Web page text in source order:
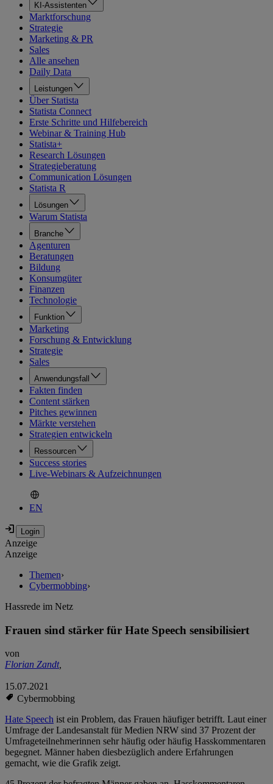
KI-Assistenten
Marktforschung
Strategie
Marketing & PR
Sales
Alle ansehen
Daily Data
Leistungen
Über Statista
Statista Connect
Erste Schritte und Hilfebereich
Webinar & Training Hub
Statista+
Research Lösungen
Strategieberatung
Communication Lösungen
Statista R
Lösungen
Warum Statista
Branche
Agenturen
Beratungen
Bildung
Konsumgüter
Finanzen
Technologie
Funktion
Marketing
Forschung & Entwicklung
Strategie
Sales
Anwendungsfall
Fakten finden
Content stärken
Pitches gewinnen
Märkte verstehen
Strategien entwickeln
Ressourcen
Success stories
Live-Webinars & Aufzeichnungen
EN
Anzeige
Anzeige
Themen›
Cybermobbing›
Hassrede im Netz
Frauen sind stärker für Hate Speech sensibilisiert
von
Florian Zandt,
15.07.2021
Cybermobbing
Hate Speech ist ein Problem, das Frauen häufiger betrifft. Laut einer
Umfrage der Landesanstalt für Medien NRW sind 37 Prozent der
Umfrageteilnehmerinnen sehr häufig oder häufig Hasskommentaren
begegnet. Männer haben diesbezüglich andere Erfahrungen
gemacht, wie die Grafik zeigt.